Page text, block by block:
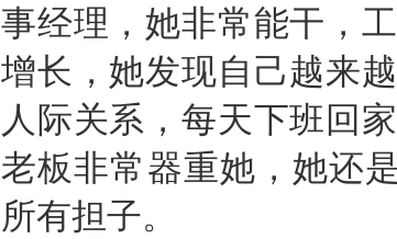
事经理，她非常能干，
增长，她发现自己越来
人际关系，每天下班回
老板非常器重她，她还
所有担子。